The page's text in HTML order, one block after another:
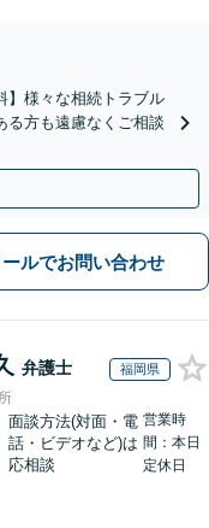
】様々な相続トラブル
る方も遠慮なくご相談
ールでお問い合わせ
弁護士 福岡県
面談方法(対面・電
話・ビデオなど)は
応相談
営業時
間：本日
定休日